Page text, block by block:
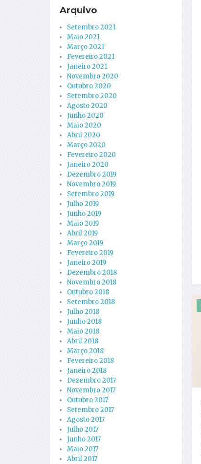
Arquivo
Setembro 2021
Maio 2021
Março 2021
Fevereiro 2021
Janeiro 2021
Novembro 2020
Outubro 2020
Setembro 2020
Agosto 2020
Junho 2020
Maio 2020
Abril 2020
Março 2020
Fevereiro 2020
Janeiro 2020
Dezembro 2019
Novembro 2019
Setembro 2019
Julho 2019
Junho 2019
Maio 2019
Abril 2019
Março 2019
Fevereiro 2019
Janeiro 2019
Dezembro 2018
Novembro 2018
Outubro 2018
Setembro 2018
Julho 2018
Junho 2018
Maio 2018
Abril 2018
Março 2018
Fevereiro 2018
Janeiro 2018
Dezembro 2017
Novembro 2017
Outubro 2017
Setembro 2017
Agosto 2017
Julho 2017
Junho 2017
Maio 2017
Abril 2017